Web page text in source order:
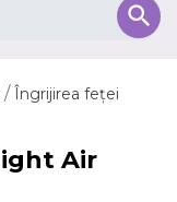
search
Îngrijirea feței
Air